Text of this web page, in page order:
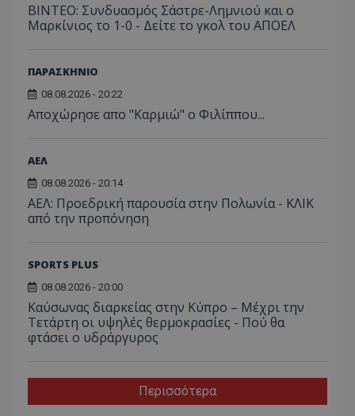
ΒΙΝΤΕΟ: Συνδυασμός Σάστρε-Λημνιού και ο
Μαρκίνιος το 1-0 - Δείτε το γκολ του ΑΠΟΕΛ
ΠΑΡΑΣΚΗΝΙΟ
08.08.2026 - 20:22
Aποχώρησε απο "Καρμιώ" ο Φιλίππου...
ΑΕΛ
08.08.2026 - 20:14
ΑΕΛ: Προεδρική παρουσία στην Πολωνία - ΚΛΙΚ
από την προπόνηση
SPORTS PLUS
08.08.2026 - 20:00
Καύσωνας διαρκείας στην Κύπρο – Μέχρι την
Τετάρτη οι υψηλές θερμοκρασίες - Πού θα
φτάσει ο υδράργυρος
Περισσότερα